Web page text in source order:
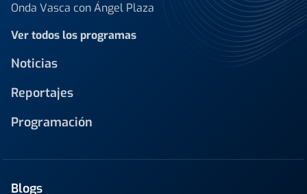
Onda Vasca con Ángel Plaza
Ver todos los programas
Noticias
Reportajes
Programación
Blogs